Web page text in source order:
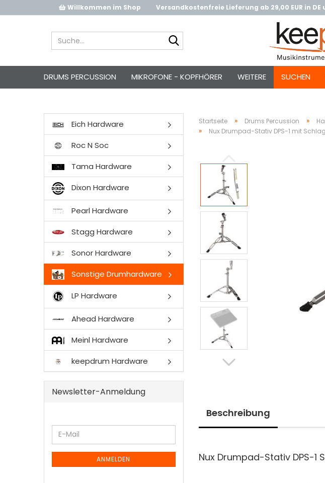
Willkommen im Shop Versandkostenfreie Lieferung ab 29,00 EUR in DE
DRUMS PERCUSSION MIKROFONE - KOPFHÖRER SUCHEN
WEITERE
Startseite » Drums Percussion »
» Nux Drumpad-Stativ DPS-1 mit
Beschreibung
Nux Drumpad-Stativ DPS-1
Eich Hardware
Roc N Soc
Tama Hardware
Dixon Hardware
Pearl Hardware
Stagg Hardware
Sonor Hardware
Sonstige Drumhardware
LP Hardware
Ahead Hardware
Meinl Hardware
keepdrum Hardware
Newsletter-Anmeldung
WEITER
ZUR
NEWSLETTER-
ANMELDUNG
E-
Mail
ANMELDEN